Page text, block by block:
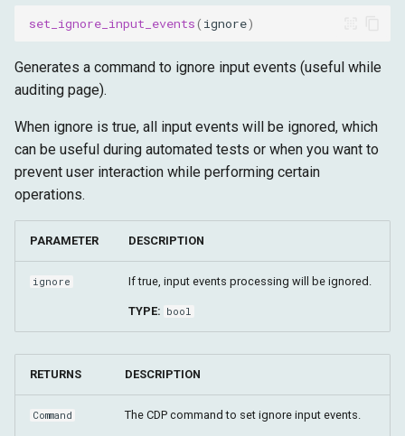
set_ignore_input_events( ignore)
Generates a command to ignore input events (useful while
auditing page).
When ignore is true, all input events will be ignored, which
can be useful during automated tests or when you want to
prevent user interaction while performing certain
operations.
PARAMETER DESCRIPTION
ignore If true, input events processing will be ignored.
TYPE: bool
RETURNS DESCRIPTION
Command The CDP command to set ignore input events.